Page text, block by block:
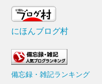
にほんブログ村
備忘録・雑記ランキング